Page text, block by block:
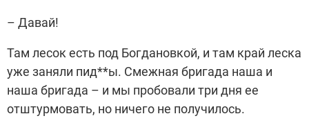
– Давай!
Там лесок есть под Богдановкой, и там край леска
уже заняли пид**ы. Смежная бригада наша и
наша бригада – и мы пробовали три дня ее
отштурмовать, но ничего не получилось.